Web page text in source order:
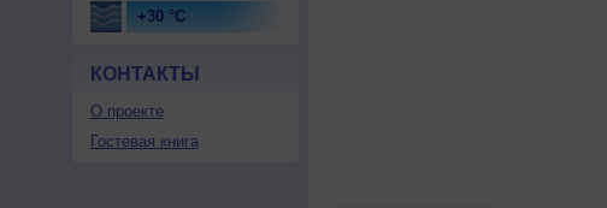
+30 °C
КОНТАКТЫ
О проекте
Гостевая книга